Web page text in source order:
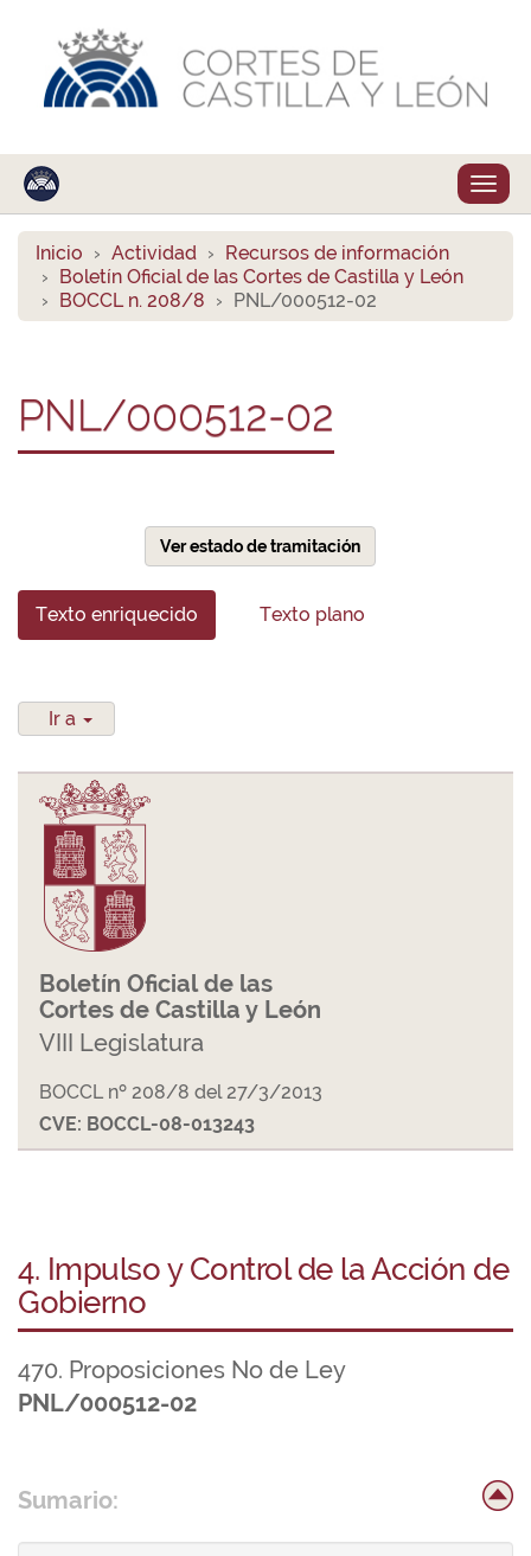
Inicio Actividad
Recursos de información
Boletín Oficial de las Cortes de Castilla y León
BOCCL n. 208/8
PNL/000512-02
PNL/000512-02
Ver estado de tramitación
Texto enriquecido Texto plano
Ir a
Boletín Oficial de las
Cortes de Castilla y León
VIII Legislatura
BOCCL nº 208/8 del 27/3/2013
CVE: BOCCL-08-013243
4. Impulso y Control de la Acción de
Gobierno
470. Proposiciones No de Ley
PNL/000512-02
Sumario: